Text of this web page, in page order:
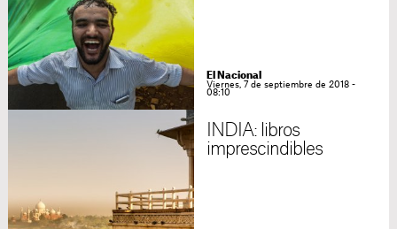
El Nacional
Viernes, 7 de septiembre de 2018 -
08:10
INDIA: libros
imprescindibles